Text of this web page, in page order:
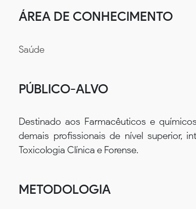
ÁREA DE CONHECIMENTO
Saúde
PÚBLICO-ALVO
Destinado aos Farmacêuticos e
demais profissionais de nível superior,
Toxicologia Clínica e Forense.
METODOLOGIA